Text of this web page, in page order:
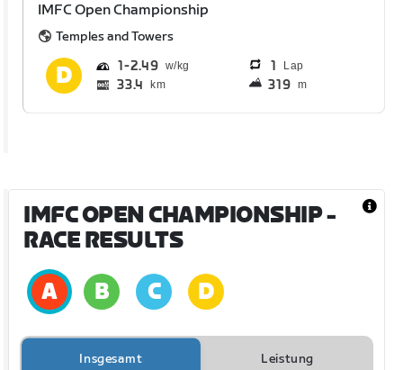
IMFC Open Championship
Temples and Towers
1 2.49 1 Lap
33.4 km 319 m
IMFC OPEN CHAMPIONSHIP-
RACE RESULTS
Insgesamt Leistung